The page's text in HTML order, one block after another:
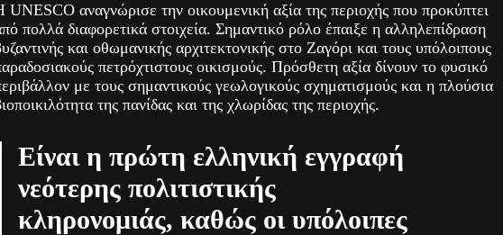
UNESCO αναγνώρισε την οικουμενική αξία της περιοχής που προκύπτει
πολλά διαφορετικά στοιχεία. Σημαντικό ρόλο έπαιξε η αλληλεπίδραση
και οθωμανικής αρχιτεκτονικής στο Ζαγόρι και τους υπόλοιπους
πετρόχτιστους οικισμούς. Πρόσθετη αξία δίνουν το φυσικό
με τους σημαντικούς γεωλογικούς σχηματισμούς και η πλούσια
της πανίδας και της χλωρίδας της περιοχής.
Είναι η πρώτη ελληνική εγγραφή
νεότερης πολιτιστικής
κληρονομιάς, καθώς οι υπόλοιπες